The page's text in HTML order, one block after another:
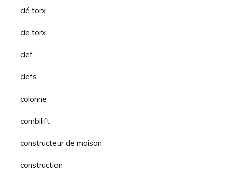
clé torx
cle torx
clef
clefs
colonne
combilift
constructeur de maison
construction